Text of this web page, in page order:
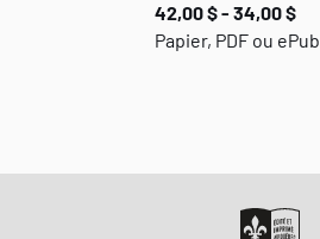
42,00 $ - 34,00 $
Papier, PDF ou ePub